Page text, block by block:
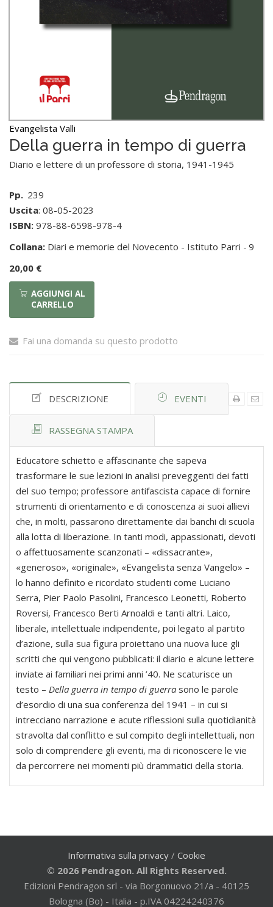
Evangelista Valli
Della guerra in tempo di guerra
Diario e lettere di un professore di storia, 1941-1945
Pp. 239
Uscita: 08-05-2023
ISBN: 978-88-6598-978-4
Collana: Diari e memorie del Novecento - Istituto Parri - 9
20,00 €
AGGIUNGI AL
CARRELLO
Fai una domanda su questo prodotto
DESCRIZIONE EVENTI
RASSEGNA STAMPA
Educatore schietto e affascinante che sapeva
trasformare le sue lezioni in analisi preveggenti dei fatti
del suo tempo; professore antifascista capace di fornire
strumenti di orientamento e di conoscenza ai suoi allievi
che, in molti, passarono direttamente dai banchi di scuola
alla lotta di liberazione. In tanti modi, appassionati, devoti
o affettuosamente scanzonati – «dissacrante»,
«generoso», «originale», «Evangelista senza Vangelo» –
lo hanno definito e ricordato studenti come Luciano
Serra, Pier Paolo Pasolini, Francesco Leonetti, Roberto
Roversi, Francesco Berti Arnoaldi e tanti altri. Laico,
liberale, intellettuale indipendente, poi legato al partito
d’azione, sulla sua figura proiettano una nuova luce gli
scritti che qui vengono pubblicati: il diario e alcune lettere
inviate ai familiari nei primi anni ’40. Ne scaturisce un
testo – Della guerra in tempo di guerra sono le parole
d’esordio di una sua conferenza del 1941 – in cui si
intrecciano narrazione e acute riflessioni sulla quotidianità
stravolta dal conflitto e sul compito degli intellettuali, non
solo di comprendere gli eventi, ma di riconoscere le vie
da percorrere nei momenti più drammatici della storia.
Informativa sulla privacy / Cookie
© 2026 Pendragon. All Rights Reserved.
Edizioni Pendragon srl - via Borgonuovo 21/a - 40125
Bologna (Bo) - Italia - p.IVA 04224240376